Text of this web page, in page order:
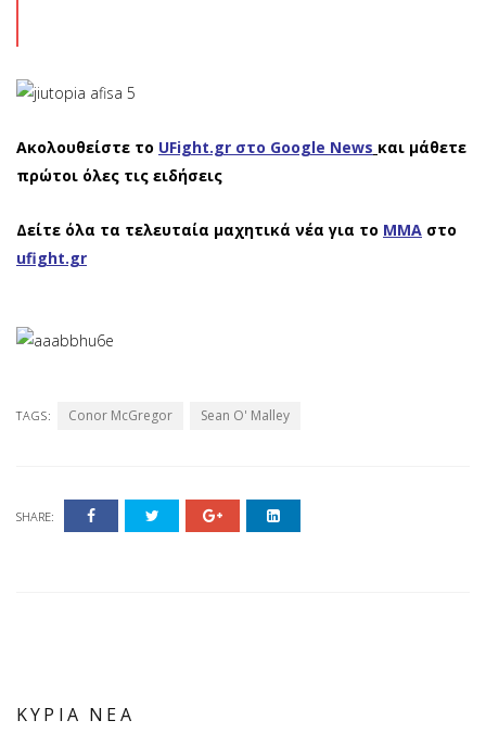
Ακολουθείστε το UFight.gr στο Google News και μάθετε
πρώτοι όλες τις ειδήσεις
Δείτε όλα τα τελευταία μαχητικά νέα για το ΜΜΑ στο
ufight.gr
TAGS: Conor McGregor Sean O' Malley
SHARE:
ΚΥΡΙΑ ΝΕΑ